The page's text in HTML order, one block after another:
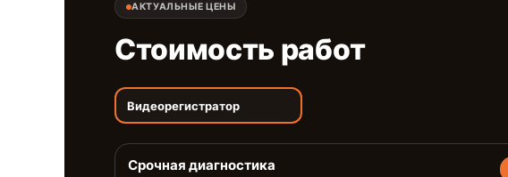
АКТУАЛЬНЫЕ ЦЕНЫ
Стоимость работ
Видеорегистратор
Срочная диагностика